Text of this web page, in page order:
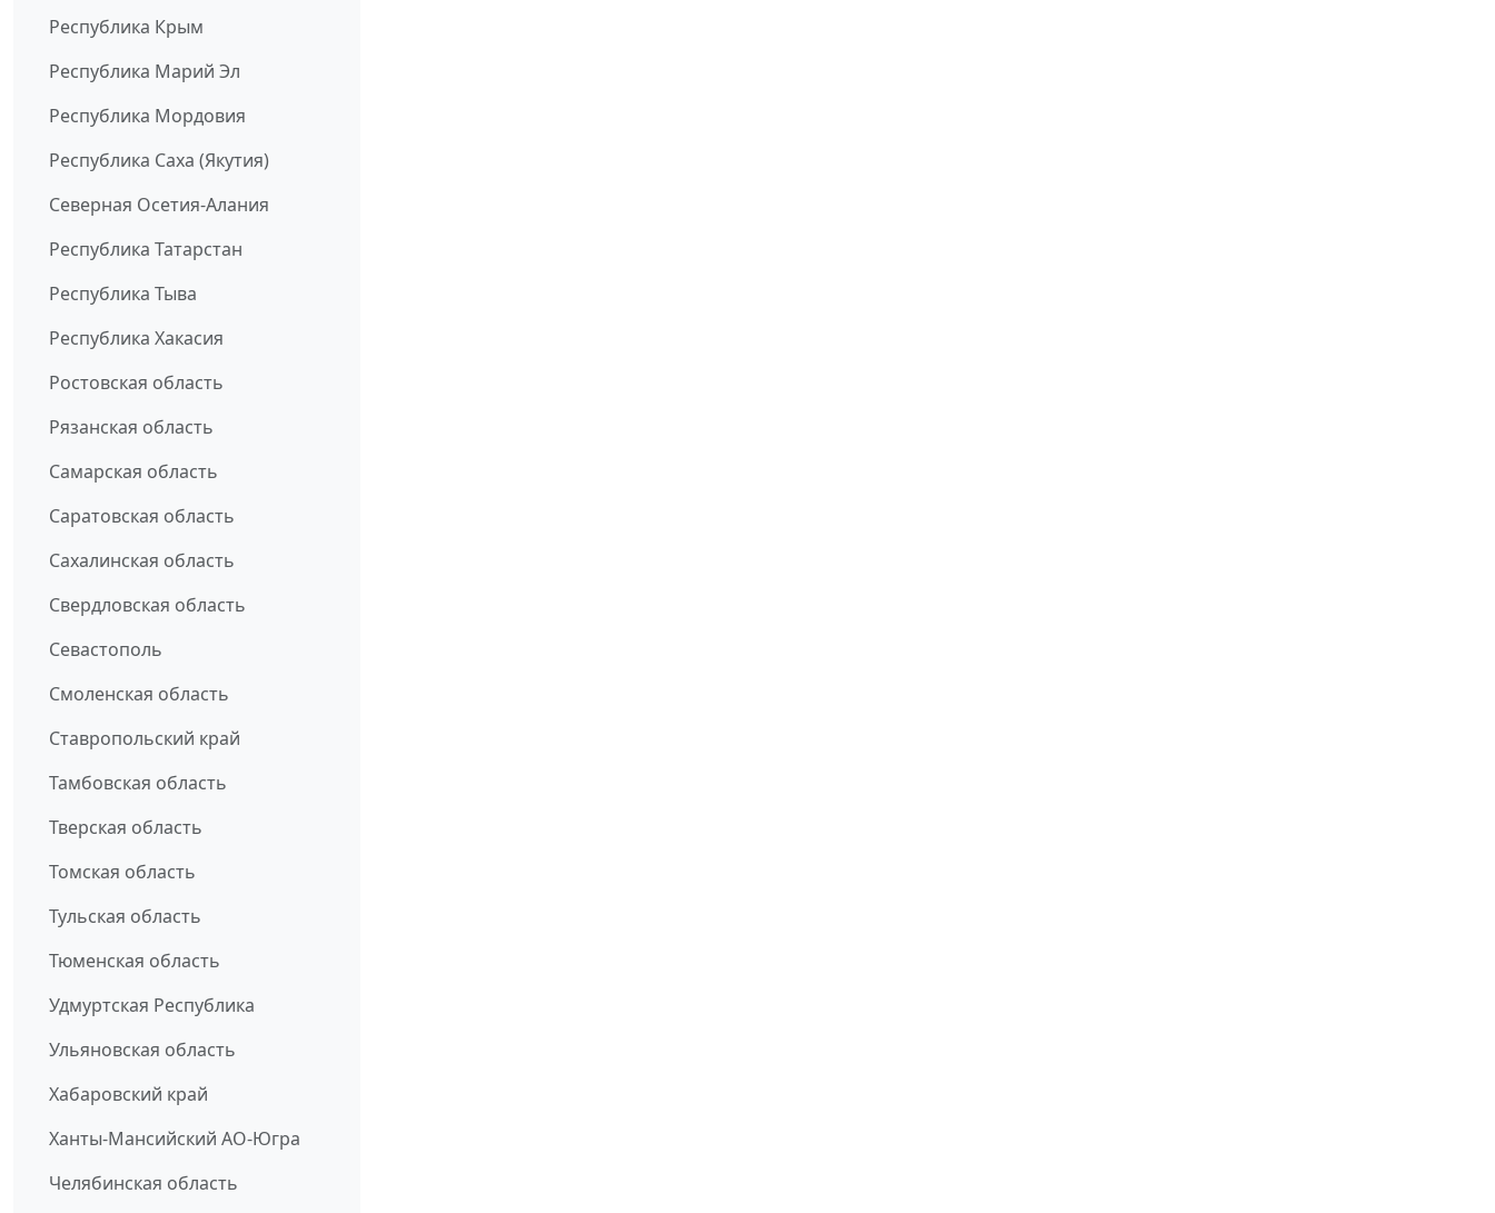
Республика Крым
Республика Марий Эл
Республика Мордовия
Республика Саха (Якутия)
Северная Осетия-Алания
Республика Татарстан
Республика Тыва
Республика Хакасия
Ростовская область
Рязанская область
Самарская область
Саратовская область
Сахалинская область
Свердловская область
Севастополь
Смоленская область
Ставропольский край
Тамбовская область
Тверская область
Томская область
Тульская область
Тюменская область
Удмуртская Республика
Ульяновская область
Хабаровский край
Ханты-Мансийский АО-Югра
Челябинская область